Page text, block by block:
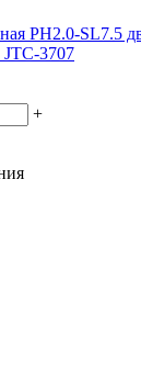
PH2.0-SL7.5
3707
+